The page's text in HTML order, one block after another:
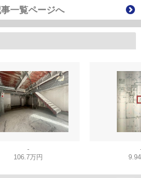
一覧ページへ
-
106.7万円